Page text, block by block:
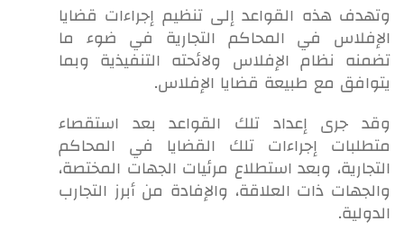
وتهدف هذه القواعد إلى تنظيم إجراءات قضايا
الإفلاس في المحاكم التجارية في ضوء ما
تضمنه نظام الإفلاس ولائحته التنفيذية وبما
يتوافق مع طبيعة قضايا الإفلاس.
وقد جرى إعداد تلك القواعد بعد استقصاء
متطلبات إجراءات تلك القضايا في المحاكم
التجارية، وبعد استطلاع مرئيات الجهات المختصة،
والجهات ذات العلاقة، والإفادة من أبرز التجارب
الدولية.